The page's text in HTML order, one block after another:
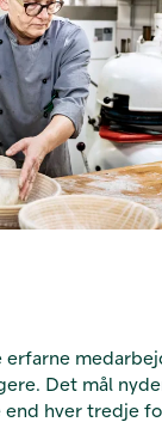
erfarne
Det mål
hver tredje